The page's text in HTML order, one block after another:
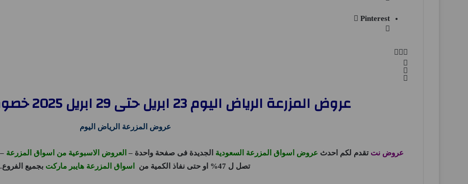
Pinterest
عروض المزرعة الرياض اليوم 23 ابريل حتى 29 ابريل 2025 خصومات تصل ل 47%
عروض المزرعة الرياض اليوم
عروض نت تقدم لكم احدث عروض اسواق المزرعة السعودية الجديدة فى صفحة واحدة – العروض الاسبوعية من اسواق المزرعة
تصل ل 47% او حتى نفاذ الكمية من
اسواق المزرعة هايبر ماركت بجميع الفروع.